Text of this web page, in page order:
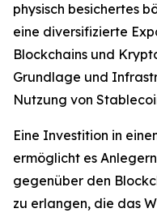
physisch besichertes
eine diversifizierte
Blockchains und
Grundlage und
Nutzung von
Eine Investition in
ermöglicht es
gegenüber den
zu erlangen, die das